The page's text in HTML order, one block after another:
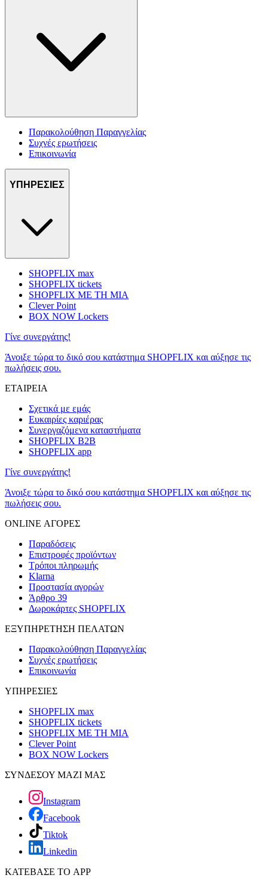
Παρακολούθηση Παραγγελίας
Συχνές ερωτήσεις
Επικοινωνία
ΥΠΗΡΕΣΙΕΣ
SHOPFLIX max
SHOPFLIX tickets
SHOPFLIX ΜΕ ΤΗ ΜΙΑ
Clever Point
BOX NOW Lockers
Γίνε συνεργάτης!
Άνοιξε τώρα το δικό σου κατάστημα SHOPFLIX και αύξησε τις
πωλήσεις σου.
ΕΤΑΙΡΕΙΑ
Σχετικά με εμάς
Ευκαιρίες καριέρας
Συνεργαζόμενα καταστήματα
SHOPFLIX B2B
SHOPFLIX app
Γίνε συνεργάτης!
Άνοιξε τώρα το δικό σου κατάστημα SHOPFLIX και αύξησε τις
πωλήσεις σου.
ONLINE ΑΓΟΡΕΣ
Παραδόσεις
Επιστροφές προϊόντων
Τρόποι πληρωμής
Klarna
Προστασία αγορών
Άρθρο 39
Δωροκάρτες SHOPFLIX
ΕΞΥΠΗΡΕΤΗΣΗ ΠΕΛΑΤΩΝ
Παρακολούθηση Παραγγελίας
Συχνές ερωτήσεις
Επικοινωνία
ΥΠΗΡΕΣΙΕΣ
SHOPFLIX max
SHOPFLIX tickets
SHOPFLIX ΜΕ ΤΗ ΜΙΑ
Clever Point
BOX NOW Lockers
ΣΥΝΔΕΣΟΥ ΜΑΖΙ ΜΑΣ
Instagram
Facebook
Tiktok
Linkedin
ΚΑΤΕΒΑΣΕ ΤΟ APP